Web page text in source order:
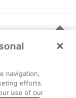
ルート
を見る
navigation,
efforts.
use of our